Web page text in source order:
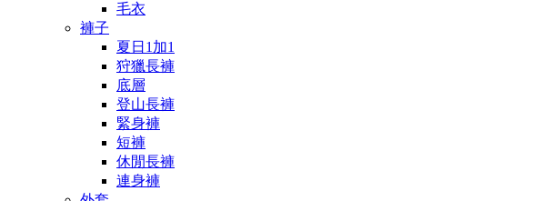
毛衣
褲子
夏日1加1
狩獵長褲
底層
登山長褲
緊身褲
短褲
休閒長褲
連身褲